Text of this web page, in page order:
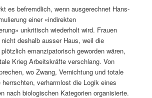
es befremdlich, wenn ausgerechnet Hans-
einer «indirekten
unkritisch wiederholt wird. Frauen
deshalb ausser Haus, weil die
emanzipatorisch geworden wären,
Krieg Arbeitskräfte verschlang. Von
wo Zwang, Vernichtung und totale
verharmlost die Logik eines
nach biologischen Kategorien organisierte.